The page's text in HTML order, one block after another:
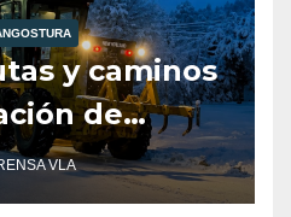
y caminos
de
VLA